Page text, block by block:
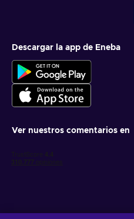
Descargar la app de Eneba
Ver nuestros comentarios en